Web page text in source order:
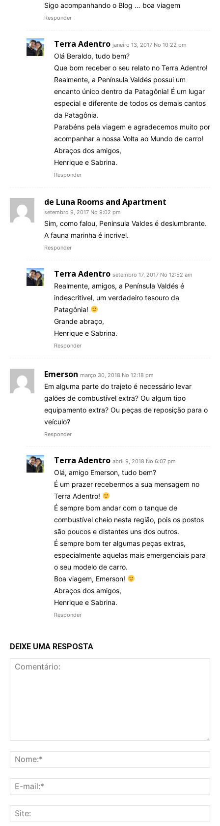
Sigo acompanhando o Blog … boa viagem
Responder
Terra Adentro janeiro 13, 2017 No 10:22 pm
Olá Beraldo, tudo bem?
Que bom receber o seu relato no Terra Adentro!
Realmente, a Península Valdés possui um
encanto único dentro da Patagônia! É um lugar
especial e diferente de todos os demais cantos
da Patagônia.
Parabéns pela viagem e agradecemos muito por
acompanhar a nossa Volta ao Mundo de carro!
Abraços dos amigos,
Henrique e Sabrina.
Responder
de Luna Rooms and Apartment
setembro 9, 2017 No 9:02 pm
Sim, como falou, Peninsula Valdes é deslumbrante.
A fauna marinha é incrivel.
Responder
Terra Adentro setembro 17, 2017 No 12:52 am
Realmente, amigos, a Península Valdés é
indescritivel, um verdadeiro tesouro da
Patagônia!
Grande abraço,
Henrique e Sabrina.
Responder
Emerson março 30, 2018 No 12:18 pm
Em alguma parte do trajeto é necessário levar
galões de combustível extra? Ou algum tipo
equipamento extra? Ou peças de reposição para o
veículo?
Responder
Terra Adentro abril 9, 2018 No 6:07 pm
Olá, amigo Emerson, tudo bem?
É um prazer recebermos a sua mensagem no
Terra Adentro!
É sempre bom andar com o tanque de
combustível cheio nesta região, pois os postos
são poucos e distantes uns dos outros.
É sempre bom ter algumas peças extras,
especialmente aquelas mais emergenciais para
o seu modelo de carro.
Boa viagem, Emerson!
Abraços dos amigos,
Henrique e Sabrina.
Responder
DEIXE UMA RESPOSTA